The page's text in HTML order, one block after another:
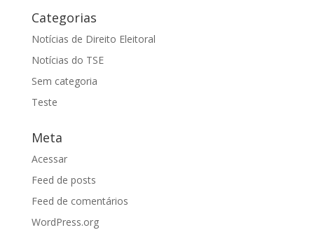
Categorias
Notícias de Direito Eleitoral
Notícias do TSE
Sem categoria
Teste
Meta
Acessar
Feed de posts
Feed de comentários
WordPress.org